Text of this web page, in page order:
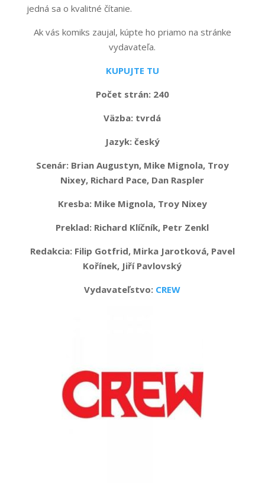
jedná sa o kvalitné čítanie.
Ak vás komiks zaujal, kúpte ho priamo na stránke
vydavateľa.
KUPUJTE TU
Počet strán: 240
Väzba: tvrdá
Jazyk:český
Scenár: Brian Augustyn, Mike Mignola, Troy
Nixey, Richard Pace, Dan Raspler
Kresba: Mike Mignola, Troy Nixey
Preklad: Richard Klíčník, Petr Zenkl
Redakcia: Filip Gotfrid, Mirka Jarotková, Pavel
Kořínek, Jiří Pavlovský
Vydavateľstvo: CREW